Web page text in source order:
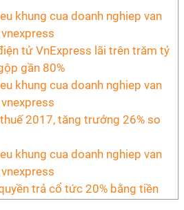
tử VnExpress lãi trên trăm tỷ
gần 80%
2017, tăng trưởng 26% so
trả cổ tức 20% bằng tiền